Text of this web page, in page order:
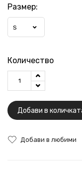
Размер:
S
Количество
Добави в
Добави в любими